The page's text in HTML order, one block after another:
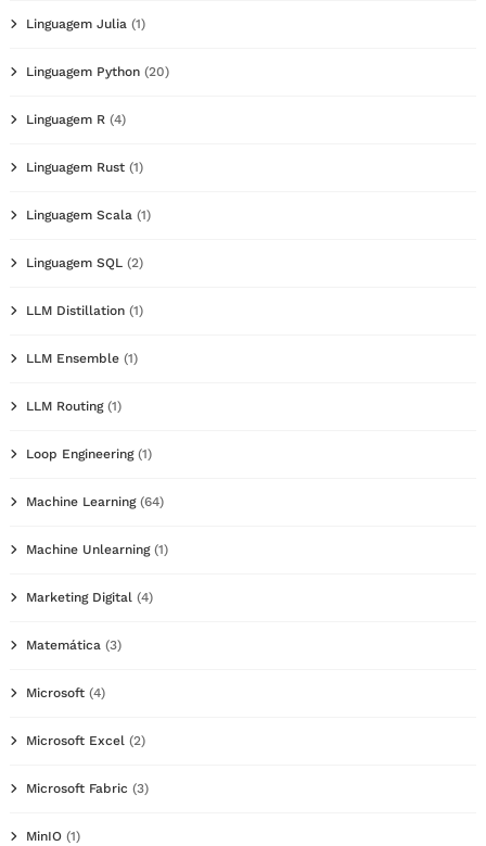
Linguagem Julia (1)
Linguagem Python (20)
Linguagem R (4)
Linguagem Rust (1)
Linguagem Scala (1)
Linguagem SQL (2)
LLM Distillation (1)
LLM Ensemble (1)
LLM Routing(1)
Loop Engineering(1)
Machine Learning(64)
Machine Unlearning(1)
Marketing Digital (4)
Matemática (3)
Microsoft (4)
Microsoft Excel (2)
Microsoft Fabric (3)
MinIO (1)